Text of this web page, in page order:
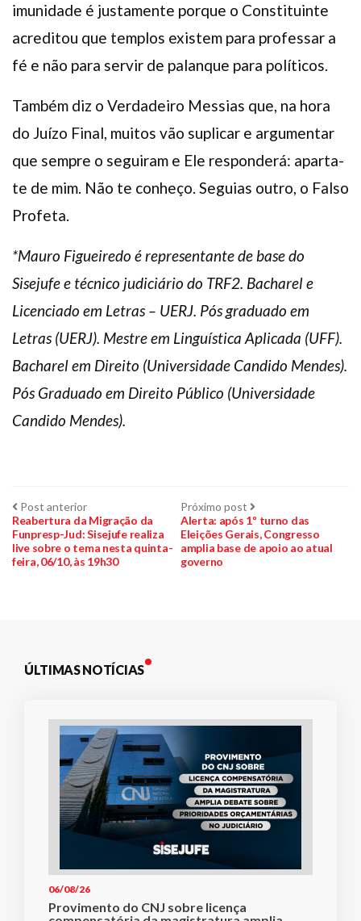
imunidade é justamente porque o Constituinte
acreditou que templos existem para professar a
fé e não para servir de palanque para políticos.
Também diz o Verdadeiro Messias que, na hora
do Juízo Final, muitos vão suplicar e argumentar
que sempre o seguiram e Ele responderá: aparta-
te de mim. Não te conheço. Seguias outro, o Falso
Profeta.
*Mauro Figueiredo é representante de base do
Sisejufe e técnico judiciário do TRF2. Bacharel e
Licenciado em Letras – UERJ. Pós graduado em
Letras (UERJ). Mestre em Linguística Aplicada (UFF).
Bacharel em Direito (Universidade Candido Mendes).
Pós Graduado em Direito Público (Universidade
Candido Mendes).
Navegação
de
Post
Post anteriorPost
anterior:
Reabertura da Migração da
Funpresp-Jud: Sisejufe realiza
live sobre o tema nesta quinta-
feira, 06/10, às 19h30
Próximo post Próximo
post:
Alerta: após 1º turno das
Eleições Gerais, Congresso
amplia base de apoio ao atual
governo
ÚLTIMAS NOTÍCIAS
06/08/26
Provimento do CNJ sobre licença